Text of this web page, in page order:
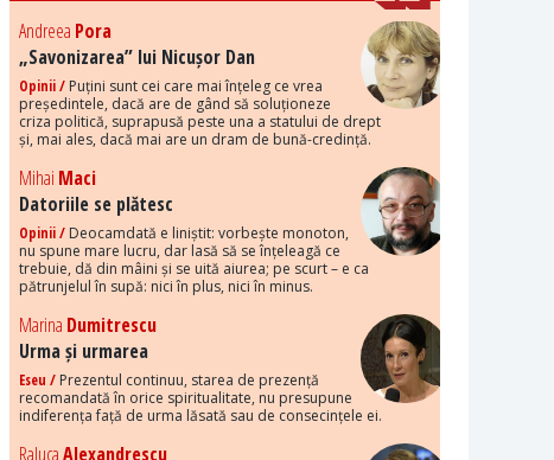
Andreea Pora
„Savonizarea” lui Nicușor Dan
Opinii / Puțini sunt cei care mai înțeleg ce vrea
președintele, dacă are de gând să soluționeze
criza politică, suprapusă peste una a statului de drept
și, mai ales, dacă mai are un dram de bună-credință.
Mihai Maci
Datoriile se plătesc
Opinii / Deocamdată e liniștit: vorbește monoton,
nu spune mare lucru, dar lasă să se înțeleagă ce
trebuie, dă din mâini și se uită aiurea; pe scurt – e ca
pătrunjelul în supă: nici în plus, nici în minus.
Marina Dumitrescu
Urma și urmarea
Eseu / Prezentul continuu, starea de prezență
recomandată în orice spiritualitate, nu presupune
indiferența față de urma lăsată sau de consecințele ei.
RalucaAlexandrescu